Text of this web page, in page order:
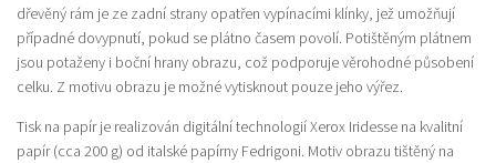
dřevěný rám je ze zadní strany opatřen vypínacími klínky, jež umožňují
případné dovypnutí, pokud se plátno časem povolí. Potištěným plátnem
jsou potaženy i boční hrany obrazu, což podporuje věrohodné působení
celku. Z motivu obrazu je možné vytisknout pouze jeho výřez.
Tisk na papír je realizován digitální technologií Xerox Iridesse na kvalitní
papír (cca 200 g) od italské papírny Fedrigoni. Motiv obrazu tištěný na